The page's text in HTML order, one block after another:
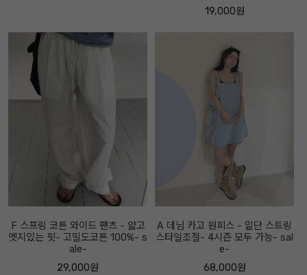
19,000원
F 스프링 코튼 와이드 팬츠 - 얇고
엣지있는 핏- 고밀도코튼 100%- s
ale-
29,000원
A 데님 카고 원피스 - 밑단 스트링
스타일조절- 4시즌 모두 가능- sal
e-
68,000원